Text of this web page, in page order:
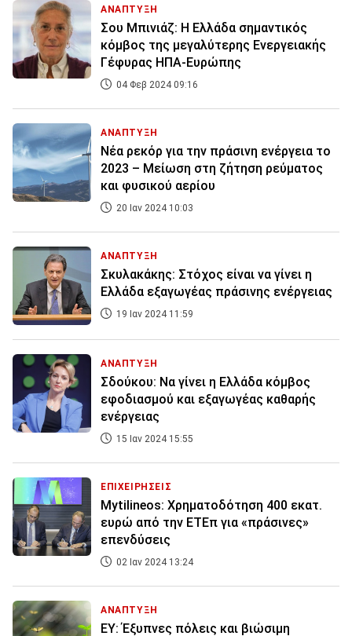
ΑΝΑΠΤΥΞΗ
Σου Μπινιάζ: Η Ελλάδα σημαντικός
κόμβος της μεγαλύτερης Ενεργειακής
Γέφυρας ΗΠΑ-Ευρώπης
04 Φεβ 2024 09:16
ΑΝΑΠΤΥΞΗ
Νέα ρεκόρ για την πράσινη ενέργεια το
2023 – Μείωση στη ζήτηση ρεύματος
και φυσικού αερίου
20 Ιαν 2024 10:03
ΑΝΑΠΤΥΞΗ
Σκυλακάκης: Στόχος είναι να γίνει η
Ελλάδα εξαγωγέας πράσινης ενέργειας
19 Ιαν 2024 11:59
ΑΝΑΠΤΥΞΗ
Σδούκου: Να γίνει η Ελλάδα κόμβος
εφοδιασμού και εξαγωγέας καθαρής
ενέργειας
15 Ιαν 2024 15:55
ΕΠΙΧΕΙΡΗΣΕΙΣ
Mytilineos: Χρηματοδότηση 400 εκατ.
ευρώ από την ΕΤΕπ για «πράσινες»
επενδύσεις
02 Ιαν 2024 13:24
ΑΝΑΠΤΥΞΗ
EY: Έξυπνες πόλεις και βιώσιμη